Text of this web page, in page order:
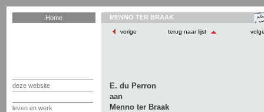
Home
deze website
leven en werk
MENNO TER BRAAK
vorige terug naar lijst
E. du Perron
aan
Menno ter Braak